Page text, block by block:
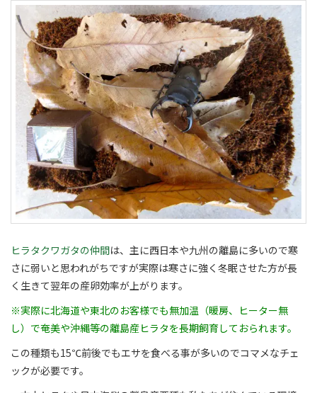
ヒラタクワガタの仲間は、主に西日本や九州の離島に多いので寒
さに弱いと思われがちですが実際は寒さに強く冬眠させた方が長
く生きて翌年の産卵効率が上がります。
※実際に北海道や東北のお客様でも無加温（暖房、ヒーター無
し）で奄美や沖縄等の離島産ヒラタを長期飼育しておられます。
この種類も15℃前後でもエサを食べる事が多いのでコマメなチェ
ックが必要です。